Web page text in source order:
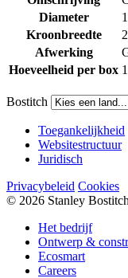
Diameter
Kroonbreedte
Afwerking
Hoeveelheid per box
Bostitch
Toegankelijkheid
Websitestructuur
Juridisch
Privacybeleid Cookies
© 2026 Stanley Bostitch
Het bedrijf
Ontwerp &
Ecosmart
Careers